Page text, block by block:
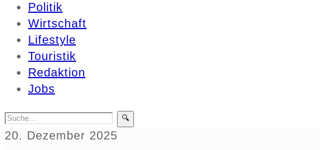
Politik
Wirtschaft
Lifestyle
Touristik
Redaktion
Jobs
🔍
20. Dezember 2025